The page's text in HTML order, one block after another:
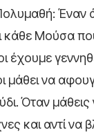
Έναν
Μούσα που
έχουμε
μάθει να
Όταν
και αντί να